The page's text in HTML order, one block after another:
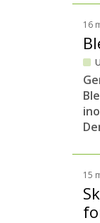
16
15